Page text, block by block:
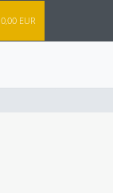
0,00 EUR